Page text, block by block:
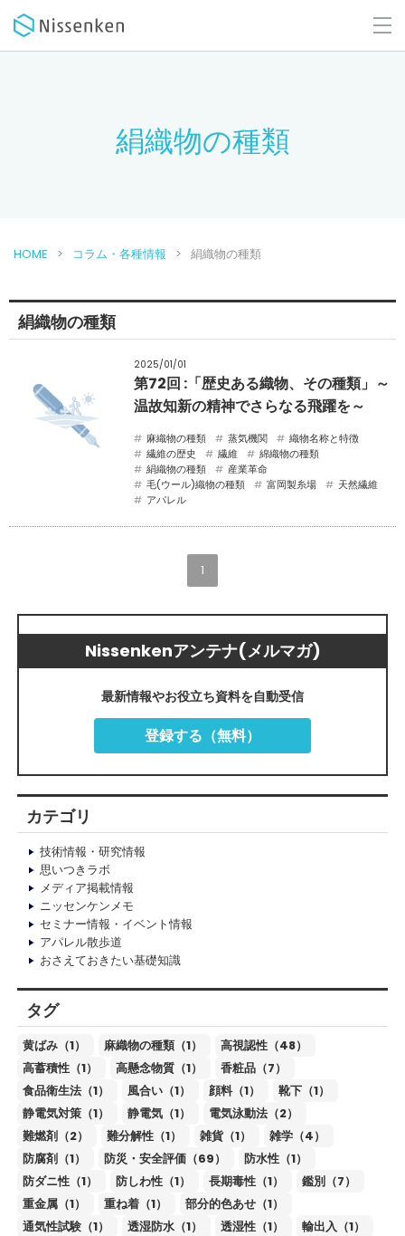
絹織物の種類
HOME コラム・各種情報 絹織物の種類
絹織物の種類
2025/01/01
第72回 :「歴史ある織物、その種類」～
温故知新の精神でさらなる飛躍を～
麻織物の種類 蒸気機関
織物名称と特徴
繊維の歴史
繊維
綿織物の種類
絹織物の種類
産業革命
毛(ウール)織物の種類
富岡製糸場
天然繊維
アパレル
1
Nissenkenアンテナ(メルマガ)
最新情報やお役立ち資料を自動受信
登録する（無料）
カテゴリ
技術情報・研究情報
思いつきラボ
メディア掲載情報
ニッセンケンメモ
セミナー情報・イベント情報
アパレル散歩道
おさえておきたい基礎知識
タグ
黄ばみ（1） 麻織物の種類（1）
高視認性（48）
高蓄積性（1）
高懸念物質（1）
香粧品（7）
食品衛生法（1）
風合い（1） 顔料（1）
靴下（1）
静電気対策（1）
静電気（1）
電気泳動法（2）
難燃剤（2）
難分解性（1） 雑貨（1）
雑学（4）
防腐剤（1）
防災・安全評価（69）
防水性（1）
防ダニ性（1）
防しわ性（1） 長期毒性（1）
鑑別（7）
重金属（1）
重ね着（1）
部分的色あせ（1）
通気性試験（1）
透湿防水（1） 透湿性（1）
輸出入（1）